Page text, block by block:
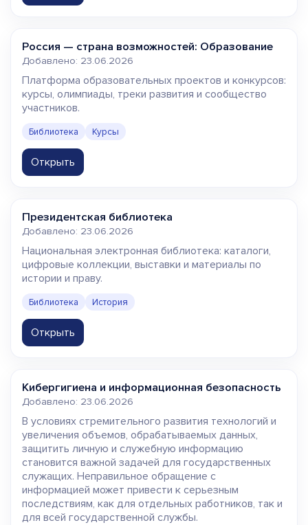
Россия — страна возможностей: Образование
Добавлено: 23.06.2026
Платформа образовательных проектов и конкурсов:
курсы, олимпиады, треки развития и сообщество
участников.
Библиотека Курсы
Открыть
Президентская библиотека
Добавлено: 23.06.2026
Национальная электронная библиотека: каталоги,
цифровые коллекции, выставки и материалы по
истории и праву.
Библиотека История
Открыть
Кибергигиена и информационная безопасность
Добавлено: 23.06.2026
В условиях стремительного развития технологий и
увеличения объемов, обрабатываемых данных,
защитить личную и служебную информацию
становится важной задачей для государственных
служащих. Неправильное обращение с
информацией может привести к серьезным
последствиям, как для отдельных работников, так и
для всей государственной службы.